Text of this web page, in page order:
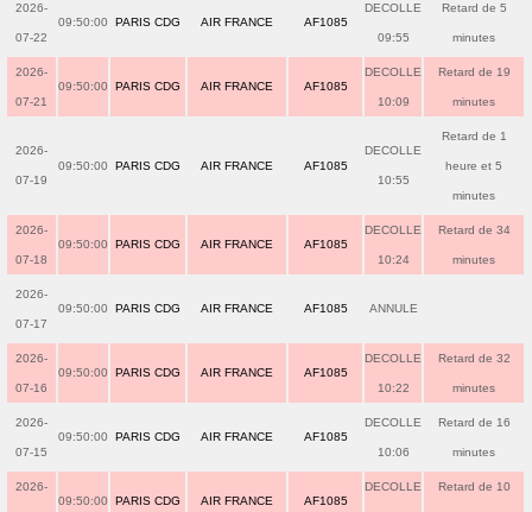
2026-
07-22
09:50:00 PARIS CDG AIR FRANCE AF1085
DECOLLE
09:55
Retard de 5
minutes
2026-
07-21
09:50:00 PARIS CDG AIR FRANCE AF1085
DECOLLE
10:09
Retard de 19
minutes
2026-
07-19
09:50:00 PARIS CDG AIR FRANCE AF1085
DECOLLE
10:55
Retard de 1
heure et 5
minutes
2026-
07-18
09:50:00 PARIS CDG AIR FRANCE AF1085
DECOLLE
10:24
Retard de 34
minutes
2026-
07-17
09:50:00 PARIS CDG AIR FRANCE AF1085 ANNULE
2026-
07-16
09:50:00 PARIS CDG AIR FRANCE AF1085
DECOLLE
10:22
Retard de 32
minutes
2026-
07-15
09:50:00 PARIS CDG AIR FRANCE AF1085
DECOLLE
10:06
Retard de 16
minutes
2026-
09:50:00 PARIS CDG AIR FRANCE AF1085
DECOLLE Retard de 10